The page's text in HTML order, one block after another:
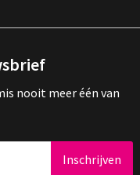
nooit meer één van